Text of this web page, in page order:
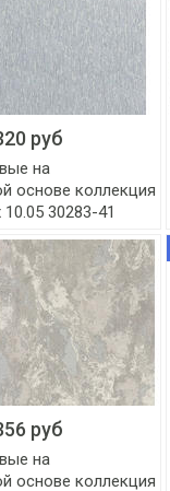
руб
на
основе коллекция
30283-41
руб
на
основе коллекция